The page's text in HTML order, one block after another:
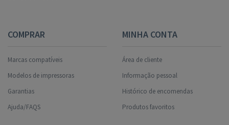
COMPRAR
Marcas compatíveis
Modelos de impressoras
Garantias
Ajuda/FAQS
MINHA CONTA
Área de cliente
Informação pessoal
Histórico de encomendas
Produtos favoritos